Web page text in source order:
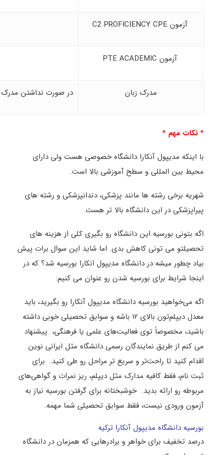
آزمون C2 PROFICIENCY CPE
آزمون PTE ACADEMIC
مدرک زبان در صورت نداشتن مدرک
* نکات مهم *
با اینکه مدیپول آنکارا دانشگاه خصوصی هست ولی دارای
محیط بین المللی و سطح آموزشی بالا است.
شهریه برخی رشته ها مانند پزشکی، دندانپزشکی و رشته های
پیراپزشکی در این دانشگاه بالا تر هست.
اگه بتونی بورسیه این دانشگاه رو بگیری کلی از هزینه های
تحصیلتو می تونی کاهش بدی. اما شاید این سوال برات پیش
بیاد چطور میشه در دانشگاه مدیپول انکارا بورسیه شد؟ که در
اینجا شرایط برای بورسیه شدن رو عنوان می کنیم:
اگه می‌خواهید بورسیه دانشگاه مدیپول آنکارا رو بگیرید، باید
معدل دیپلم‌تون بالای ۱۲ باشه و سوابق تحصیلی خوبی داشته
باشید، مخصوصاً توی فعالیت‌های علمی یا فرهنگی، پیشنهاد
می‌ کنم از طریق نمایندگان رسمی دانشگاه مثل ایرانی نوین
اقدام کنید تا راحت‌تر و سریع ‌تر مراحل رو طی کنید. برای
ثبت ‌نام، فقط کافیه مدارک مثل دیپلم، ریز نمرات و گواهی‌های
مربوطه رو ارائه بدید. خوشبختانه برای گرفتن بورسیه نیاز به
آزمون ورودی نیست، فقط سوابق تحصیلی شما مهمه.
بورسیه دانشگاه مدیپول آنکارا ترکیه
درصد تخفیف برای خواهر و برادرهایی که همزمان در دانشگاه